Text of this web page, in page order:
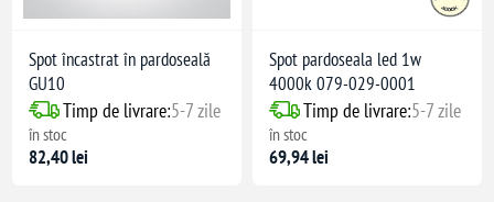
Spot încastrat în pardoseală
GU10
Timp de livrare:5-7 zile
în stoc
82,40 lei
Spot pardoseala led 1w
4000k 079-029-0001
Timp de livrare:5-7 zile
în stoc
69,94 lei